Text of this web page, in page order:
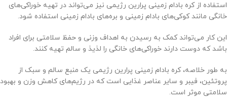
استفاده از کره بادام زمینی پرارین رژیمی نیز می‌تواند در تهیه خوراکی‌های
خانگی مانند کوکی‌های بادام زمینی و بره‌های بادام زمینی استفاده شود.
این کار می‌تواند کمک به رسیدن به اهداف وزنی و حفظ سلامتی برای افراد
باشد که دوست دارند خوراکی‌های خانگی را لذیذ و سالم تهیه کنند.
به طور خلاصه، کره بادام زمینی پرارین رژیمی یک منبع سالم و سبک از
پروتئین، فیبر و سایر عناصر غذایی است که در رژیم‌های کاهش وزن و بهبود
سلامتی موثر است.